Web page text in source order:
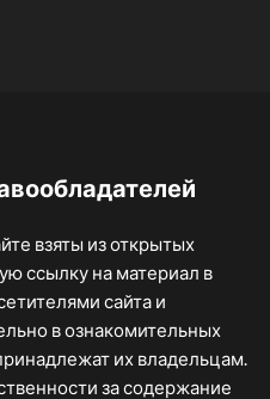
взяты из открытых
ссылку на материал в
сайта и
в ознакомительных
их владельцам.
за содержание